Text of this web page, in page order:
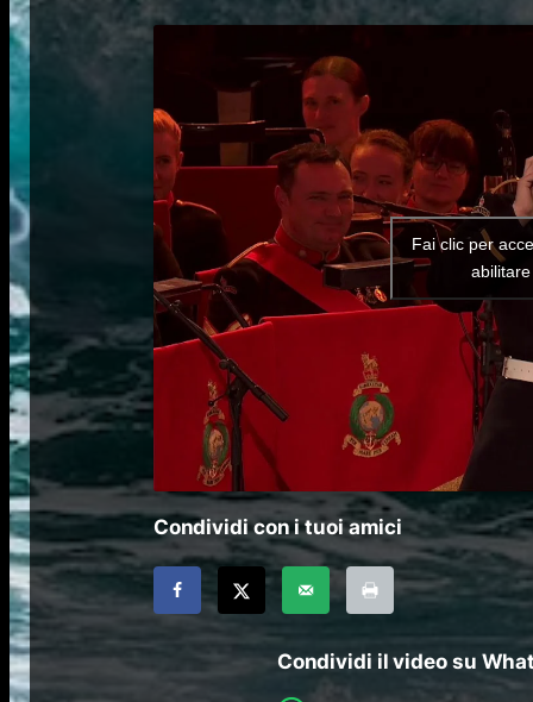
Fai clic per
Condividi con i tuoi amici
Condividi il video su